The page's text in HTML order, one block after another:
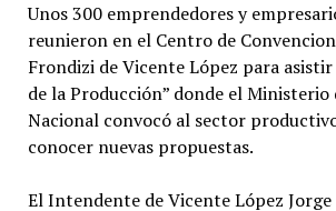
Unos 300 emprendedores y
reunieron en el Centro de
Frondizi de Vicente López para
de la Producción” donde el
Nacional convocó al sector
conocer nuevas propuestas.
El Intendente de Vicente López